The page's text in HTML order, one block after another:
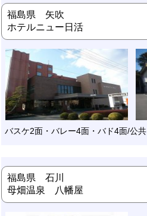
福島県 矢吹
ホテルニュー日活
バスケ2面・バレー4面・バド4面/公共
福島県 石川
母畑温泉 八幡屋